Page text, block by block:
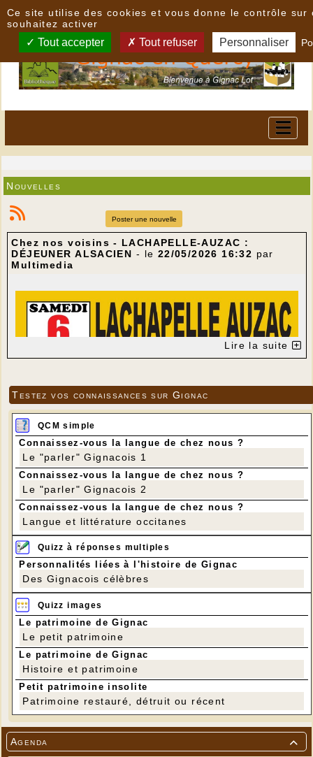

Agenda
Nouvelles
Poster une nouvelle
Chez nos voisins - LACHAPELLE-AUZAC :
DÉJEUNER ALSACIEN - le 22/05/2026 16:32 par
Multimedia
---
L’association des Racines de Reyrevignes
propose chaque année un repas à thème afin
de déguster des mets et vins typiques d’une
Lire la suite
Testez vos connaissances sur Gignac
QCM simple
Connaissez-vous la langue de chez nous ?
Le "parler" Gignacois 1
Connaissez-vous la langue de chez nous ?
Le "parler" Gignacois 2
Connaissez-vous la langue de chez nous ?
Langue et littérature occitanes
Quizz à réponses multiples
Personnalités liées à l'histoire de Gignac
Des Gignacois célèbres
Quizz images
Le patrimoine de Gignac
Le petit patrimoine
Le patrimoine de Gignac
Histoire et patrimoine
Petit patrimoine insolite
Patrimoine restauré, détruit ou récent
Ce site utilise des cookies et vous donne le contrôle sur
souhaitez activer
Tout accepter Tout refuser Personnaliser